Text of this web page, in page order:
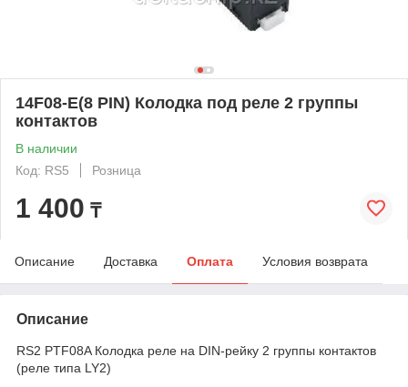
14F08-E(8 PIN) Колодка под реле 2 группы
контактов
В наличии
Код: RS5
Розница
1 400 ₸
Описание Доставка Оплата Условия возврата
Описание
RS2 PTF08A Колодка реле на DIN-рейку 2 группы контактов
(реле типа LY2)